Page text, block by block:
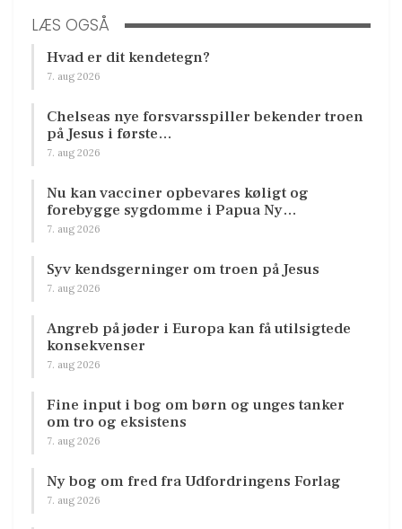
LÆS OGSÅ
Hvad er dit kendetegn?
7. aug 2026
Chelseas nye forsvarsspiller bekender troen
på Jesus i første…
7. aug 2026
Nu kan vacciner opbevares køligt og
forebygge sygdomme i Papua Ny…
7. aug 2026
Syv kendsgerninger om troen på Jesus
7. aug 2026
Angreb på jøder i Europa kan få utilsigtede
konsekvenser
7. aug 2026
Fine input i bog om børn og unges tanker
om tro og eksistens
7. aug 2026
Ny bog om fred fra Udfordringens Forlag
7. aug 2026